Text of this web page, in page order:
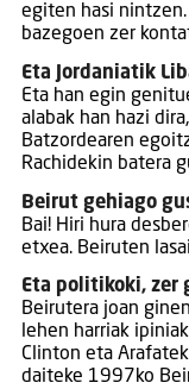
egiten hasi
bazegoen zer
Eta Jordaniatik
Eta han egin
alabak han hazi
Batzordearen
Rachidekin batera
Beirut gehiago
Bai! Hiri hura
etxea. Beiruten
Eta politikoki, zer
Beirutera joan
lehen harriak
Clinton eta
daiteke 1997ko